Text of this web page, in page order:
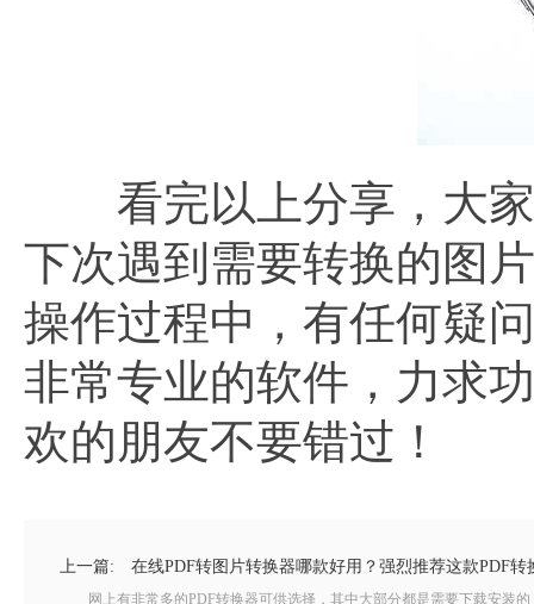
看完以上分享，大家
下次遇到需要转换的图
操作过程中，有任何疑
非常专业的软件，力求
欢的朋友不要错过！
上一篇: 在线PDF转图片转换器哪款好用？强烈推荐这款PDF转
网上有非常多的PDF转换器可供选择，其中大部分都是需要下载安装的